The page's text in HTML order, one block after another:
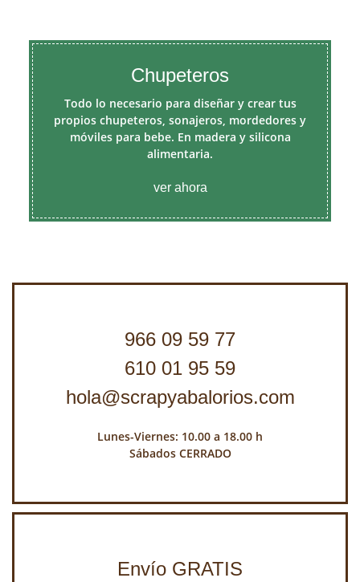
Chupeteros
Todo lo necesario para diseñar y crear tus
propios chupeteros, sonajeros, mordedores y
móviles para bebe. En madera y silicona
alimentaria.
ver ahora
966 09 59 77
610 01 95 59
hola@scrapyabalorios.com
Lunes-Viernes: 10.00 a 18.00 h
Sábados CERRADO
Envío GRATIS